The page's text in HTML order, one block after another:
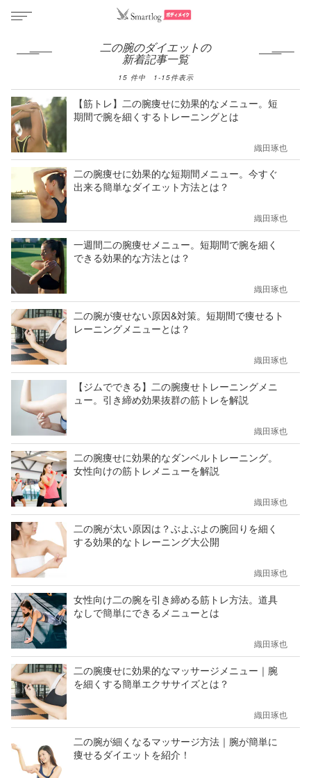
二の腕のダイエットの
新着記事一覧
15 件中 1-15件表示
【筋トレ】二の腕痩せに効果的なメニュー。短
期間で腕を細くするトレーニングとは
織田琢也
二の腕痩せに効果的な短期間メニュー。今すぐ
出来る簡単なダイエット方法とは？
織田琢也
一週間二の腕痩せメニュー。短期間で腕を細く
できる効果的な方法とは？
織田琢也
二の腕が痩せない原因&対策。短期間で痩せるト
レーニングメニューとは？
織田琢也
【ジムでできる】二の腕痩せトレーニングメニ
ュー。引き締め効果抜群の筋トレを解説
織田琢也
二の腕痩せに効果的なダンベルトレーニング。
女性向けの筋トレメニューを解説
織田琢也
二の腕が太い原因は？ぶよぶよの腕回りを細く
する効果的なトレーニング大公開
織田琢也
女性向け二の腕を引き締める筋トレ方法。道具
なしで簡単にできるメニューとは
織田琢也
二の腕痩せに効果的なマッサージメニュー｜腕
を細くする簡単エクササイズとは？
織田琢也
二の腕が細くなるマッサージ方法｜腕が簡単に
痩せるダイエットを紹介！